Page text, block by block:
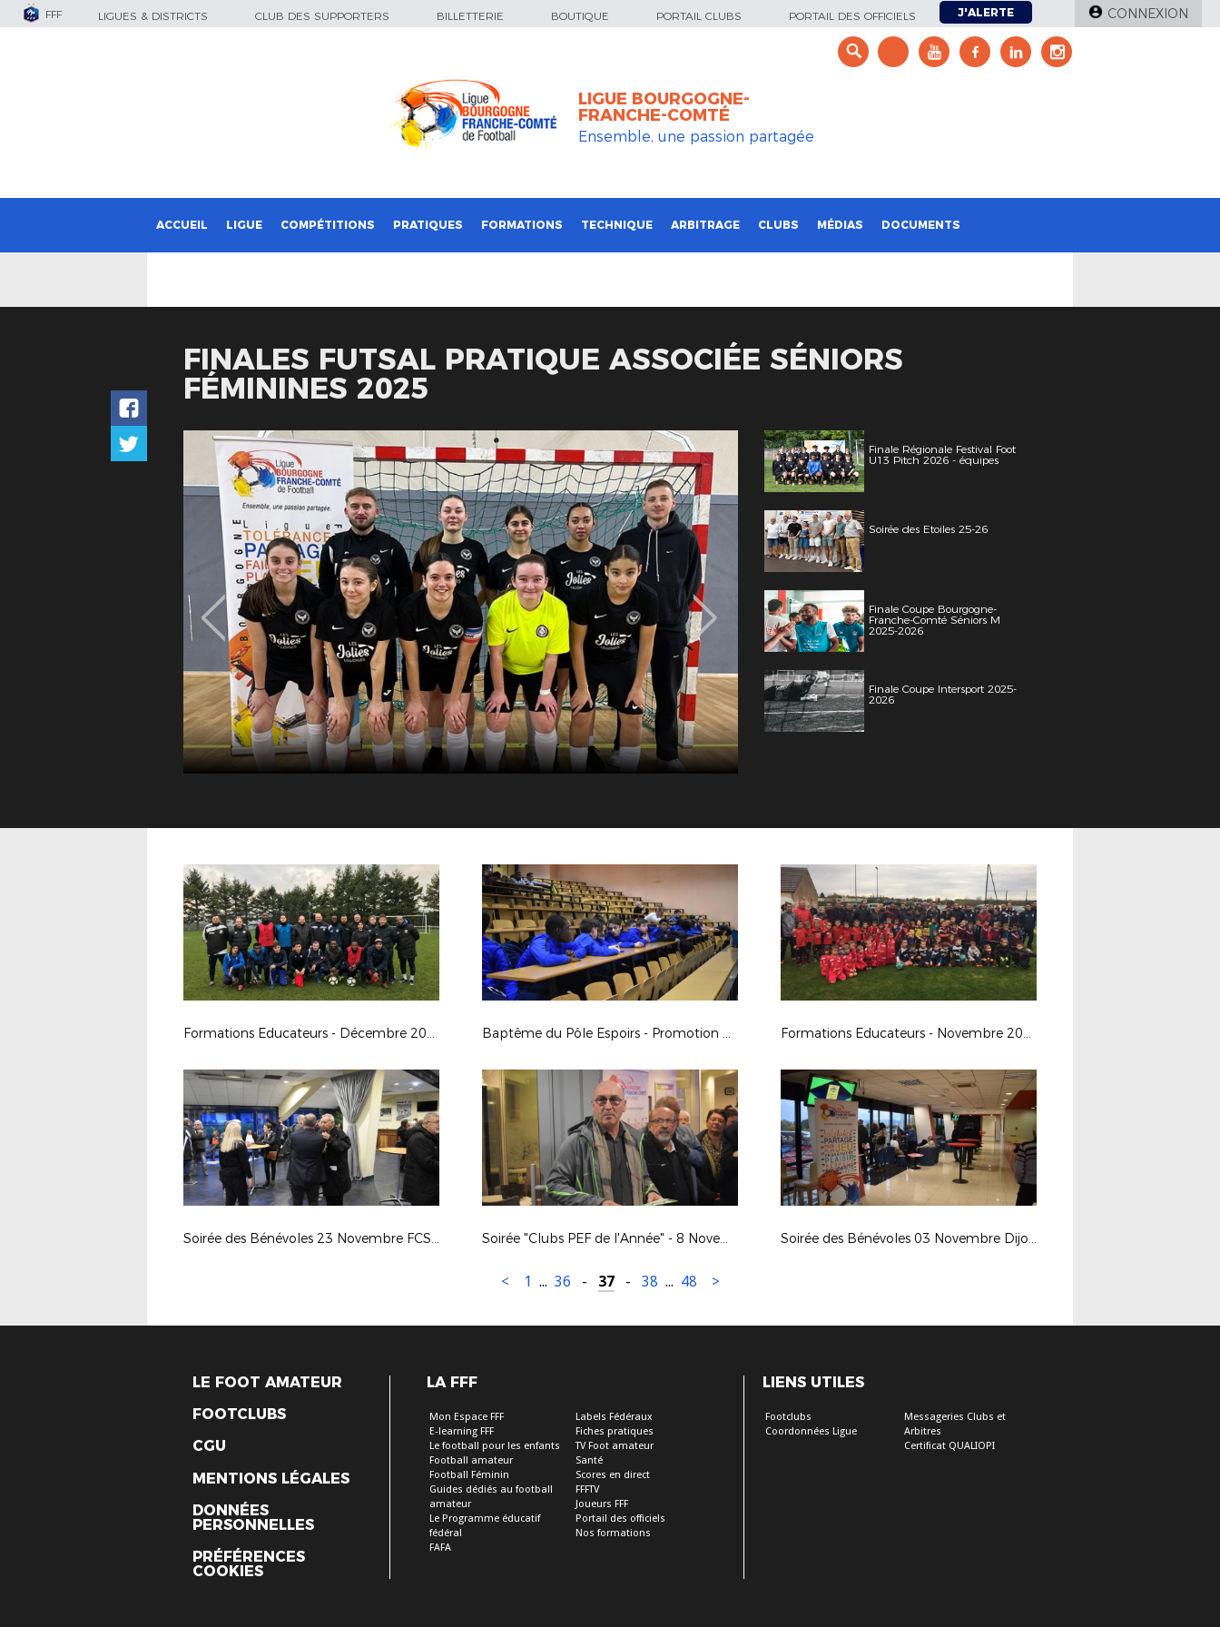
FFF LIGUES & DISTRICTS CLUB DES SUPPORTERS BILLETTERIE BOUTIQUE PORTAIL CLUBS PORTAIL DES OFFICIELS J'ALERTE CONNEXION
LIGUE BOURGOGNE-
FRANCHE-COMTÉ
Ensemble, une passion partagée
ACCUEIL LIGUE COMPÉTITIONS PRATIQUES FORMATIONS TECHNIQUE ARBITRAGE CLUBS MÉDIAS DOCUMENTS
FINALES FUTSAL PRATIQUE ASSOCIÉE SÉNIORS
FÉMININES 2025
Finale Régionale Festival Foot
U13 Pitch 2026 - équipes
Soirée des Etoiles 25-26
Finale Coupe Bourgogne-
Franche-Comté Séniors M
2025-2026
Finale Coupe Intersport 2025-
2026
Formations Educateurs - Décembre 2018 Baptême du Pôle Espoirs - Promotion 13 Formations Educateurs - Novembre 2018
Soirée des Bénévoles 23 Novembre FCSM - AJA Soirée "Clubs PEF de l'Année" - 8 Novembre 2018 Soirée des Bénévoles 03 Novembre Dijon FCO - Nîmes Olympiques
< 1 ... 36 - 37 - 38 ... 48 >
LE FOOT AMATEUR
FOOTCLUBS
CGU
MENTIONS LÉGALES
DONNÉES
PERSONNELLES
PRÉFÉRENCES
COOKIES
LA FFF
Mon Espace FFF
E-learning FFF
Le football pour les enfants
Football amateur
Football Féminin
Guides dédiés au football
amateur
Le Programme éducatif
fédéral
FAFA
Labels Fédéraux
Fiches pratiques
TV Foot amateur
Santé
Scores en direct
FFFTV
Joueurs FFF
Portail des officiels
Nos formations
LIENS UTILES
Footclubs
Coordonnées Ligue
Messageries Clubs et
Arbitres
Certificat QUALIOPI